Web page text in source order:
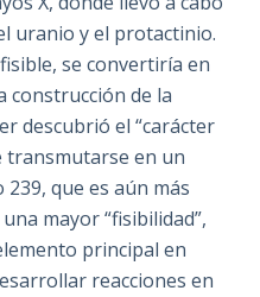
uranio y el protactinio.
se convertiría en
construcción de la
descubrió el “carácter
transmutarse en un
que es aún más
mayor “fisibilidad”,
principal en
reacciones en